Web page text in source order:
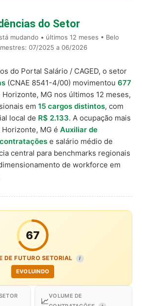
do Setor
mudando • últimos 12 meses • Belo
07/2025 a 06/2026
do Portal Salário / CAGED, o setor
(CNAE 8541-4/00) movimentou 677
Horizonte, MG nos últimos 12 meses,
em 15 cargos distintos, com
local de R$ 2.133. A ocupação mais
MG é Auxiliar de
e salário médio de
central para benchmarks regionais
de workforce em
67
DE FUTURO SETORIAL I
EVOLUINDO
📈
VOLUME DE